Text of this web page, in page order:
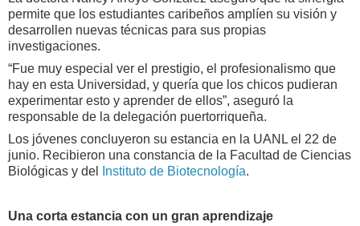
permite que los estudiantes caribeños amplíen su visión y
desarrollen nuevas técnicas para sus propias
investigaciones.
“Fue muy especial ver el prestigio, el profesionalismo que
hay en esta Universidad, y quería que los chicos pudieran
experimentar esto y aprender de ellos”, aseguró la
responsable de la delegación puertorriqueña.
Los jóvenes concluyeron su estancia en la UANL el 22 de
junio. Recibieron una constancia de la Facultad de Ciencias
Biológicas y del
Instituto de Biotecnología.
Una corta estancia con un gran aprendizaje